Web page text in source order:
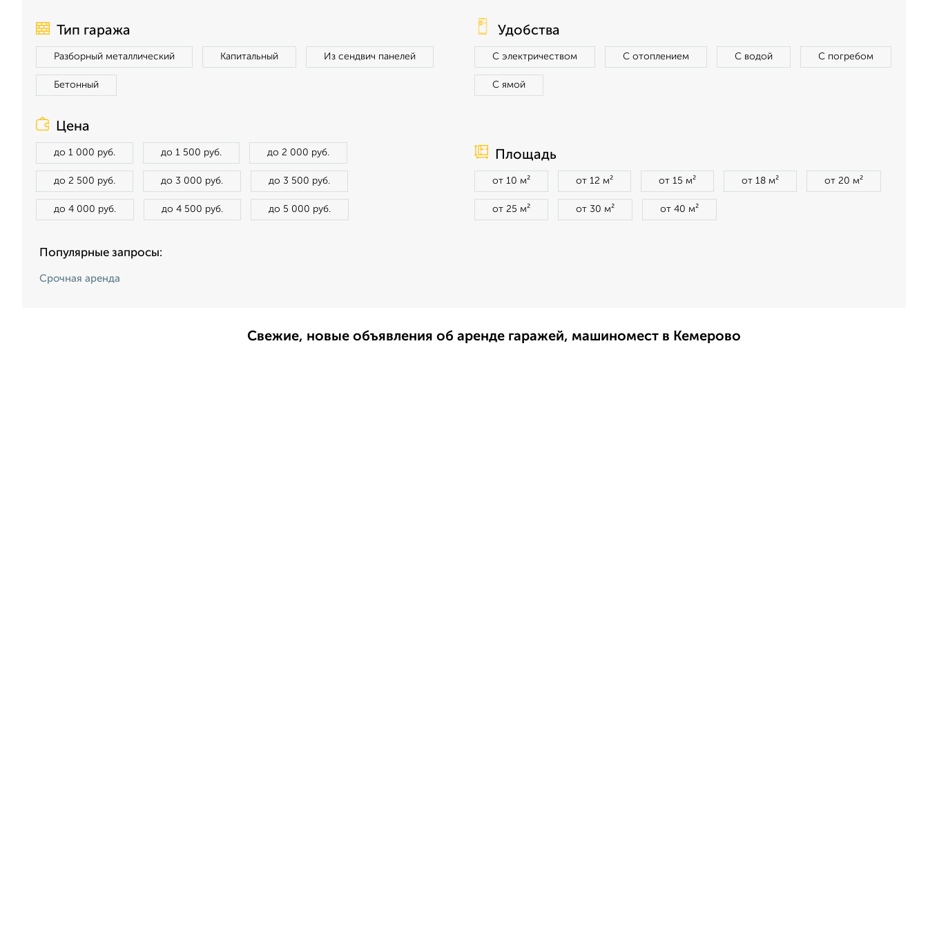
Тип гаража
Разборный металлический Капитальный Из сендвич панелей
Бетонный
Удобства
С электричеством С отоплением С водой С погребом
С ямой
Цена
до 1 000 руб. до 1 500 руб. до 2 000 руб.
до 2 500 руб. до 3 000 руб. до 3 500 руб.
до 4 000 руб. до 4 500 руб. до 5 000 руб.
Площадь
от 10 м² от 12 м² от 15 м² от 18 м² от 20 м²
от 25 м² от 30 м² от 40 м²
Популярные запросы:
Срочная аренда
Свежие, новые объявления об аренде гаражей, машиномест в Кемерово